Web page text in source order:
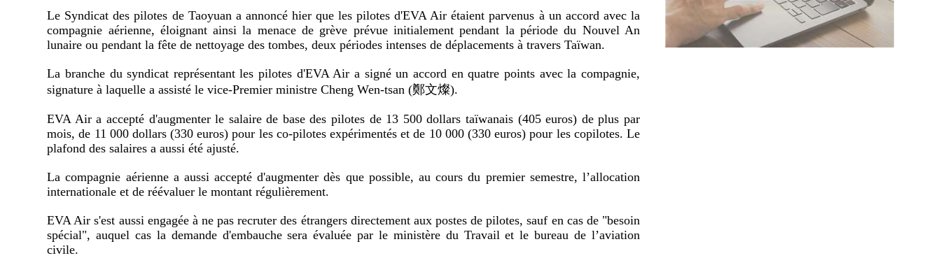
Le Syndicat des pilotes de Taoyuan a annoncé hier que les pilotes d'EVA Air étaient parvenus à un accord avec la
compagnie aérienne, éloignant ainsi la menace de grève prévue initialement pendant la période du Nouvel An
lunaire ou pendant la fête de nettoyage des tombes, deux périodes intenses de déplacements à travers Taïwan.
La branche du syndicat représentant les pilotes d'EVA Air a signé un accord en quatre points avec la compagnie,
signature à laquelle a assisté le vice-Premier ministre Cheng Wen-tsan (鄭文燦).
EVA Air a accepté d'augmenter le salaire de base des pilotes de 13 500 dollars taïwanais (405 euros) de plus par
mois, de 11 000 dollars (330 euros) pour les co-pilotes expérimentés et de 10 000 (330 euros) pour les copilotes. Le
plafond des salaires a aussi été ajusté.
La compagnie aérienne a aussi accepté d'augmenter dès que possible, au cours du premier semestre, l’allocation
internationale et de réévaluer le montant régulièrement.
EVA Air s'est aussi engagée à ne pas recruter des étrangers directement aux postes de pilotes, sauf en cas de "besoin
spécial", auquel cas la demande d'embauche sera évaluée par le ministère du Travail et le bureau de l’aviation
civile.